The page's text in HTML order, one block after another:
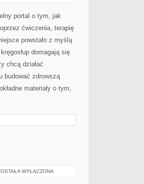
portal o tym, jak
ćwiczenia, terapię
powstało z myślą
domagają się
chcą działać
budować zdrowszą
materiały o tym,
WYŁĄCZONA